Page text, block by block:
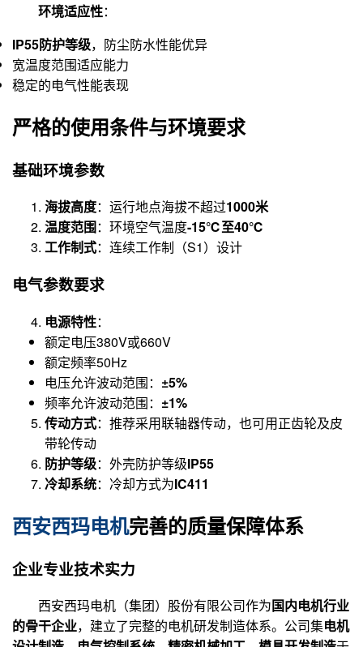
环境适应性：
IP55防护等级，防尘防水性能优异
宽温度范围适应能力
稳定的电气性能表现
严格的使用条件与环境要求
基础环境参数
海拔高度：运行地点海拔不超过1000米
温度范围：环境空气温度-15℃至40℃
工作制式：连续工作制（S1）设计
电气参数要求
电源特性：
额定电压380V或660V
额定频率50Hz
电压允许波动范围： ±5%
频率允许波动范围： ±1%
传动方式：推荐采用联轴器传动，也可用正齿轮及皮
带轮传动
防护等级：外壳防护等级IP55
冷却系统：冷却方式为IC411
西安西玛电机完善的质量保障体系
企业专业技术实力
西安西玛电机（集团）股份有限公司作为国内电机行业
的骨干企业，建立了完整的电机研发制造体系。公司集电机